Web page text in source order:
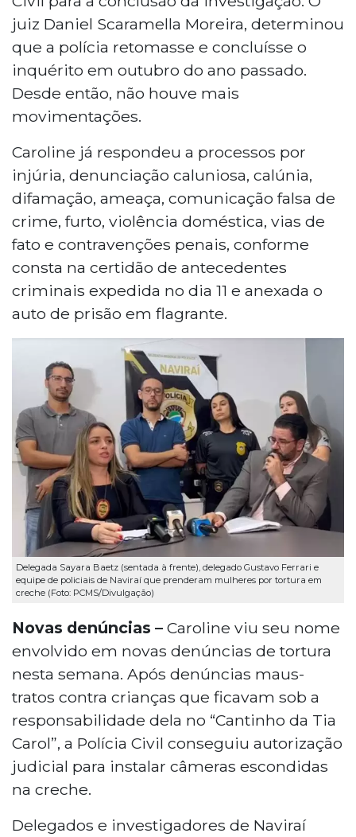
juiz Daniel Scaramella Moreira, determinou
que a polícia retomasse e concluísse o
inquérito em outubro do ano passado.
Desde então, não houve mais
movimentações.
Caroline já respondeu a processos por
injúria, denunciação caluniosa, calúnia,
difamação, ameaça, comunicação falsa de
crime, furto, violência doméstica, vias de
fato e contravenções penais, conforme
consta na certidão de antecedentes
criminais expedida no dia 11 e anexada o
auto de prisão em flagrante.
Delegada Sayara Baetz (sentada à frente), delegado Gustavo Ferrari e
equipe de policiais de Naviraí que prenderam mulheres por tortura em
creche (Foto: PCMS/Divulgação)
Novas denúncias – Caroline viu seu nome
envolvido em novas denúncias de tortura
nesta semana. Após denúncias maus-
tratos contra crianças que ficavam sob a
responsabilidade dela no “Cantinho da Tia
Carol”, a Polícia Civil conseguiu autorização
judicial para instalar câmeras escondidas
na creche.
Delegados e investigadores de Naviraí